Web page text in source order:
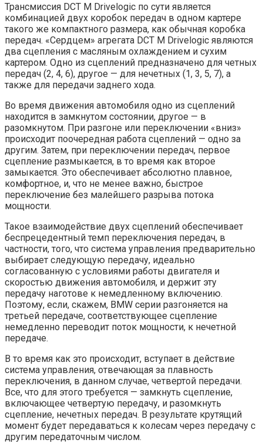
Трансмиссия DCT М Drivelogic по сути является
комбинацией двух коробок передач в одном картере
такого же компактного размера, как обычная коробка
передач. «Сердцем» агрегата DCT М Drivelogic являются
два сцепления с масляным охлаждением и сухим
картером. Одно из сцеплений предназначено для четных
передач (2, 4, 6), другое — для нечетных (1, 3, 5, 7), а
также для передачи заднего хода.
Во время движения автомобиля одно из сцеплений
находится в замкнутом состоянии, другое — в
разомкнутом. При разгоне или переключении «вниз»
происходит поочередная работа сцеплений — одно за
другим. Затем, при переключении передач, первое
сцепление размыкается, в то время как второе
замыкается. Это обеспечивает абсолютно плавное,
комфортное, и, что не менее важно, быстрое
переключение без малейшего разрыва потока
мощности.
Такое взаимодействие двух сцеплений обеспечивает
беспрецедентный темп переключения передач, в
частности, того, что система управления предварительно
выбирает следующую передачу, идеально
согласованную с условиями работы двигателя и
скоростью движения автомобиля, и держит эту
передачу наготове к немедленному включению.
Поэтому, если, скажем, BMW серии разгоняется на
третьей передаче, соответствующее сцепление
немедленно переводит поток мощности, к нечетной
передаче.
В то время как это происходит, вступает в действие
система управления, отвечающая за плавность
переключения, в данном случае, четвертой передачи.
Все, что для этого требуется — замкнуть сцепление,
включающее четвертую передачу, и разомкнуть
сцепление, нечетных передач. В результате крутящий
момент будет передаваться к колесам через передачу с
другим передаточным числом.